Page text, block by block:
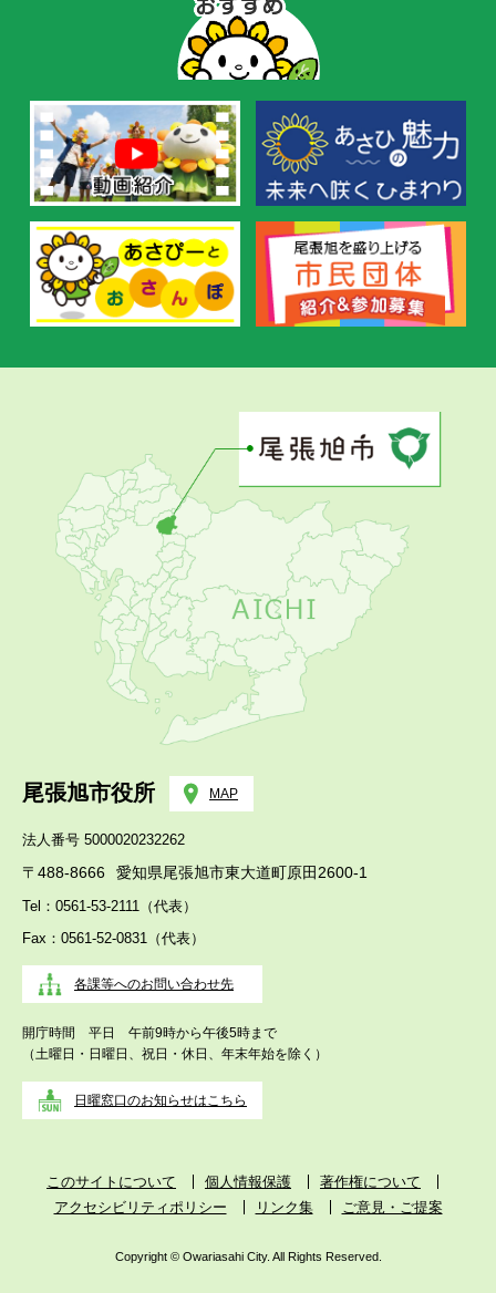
の
お
す
め
尾張旭市役所 MAP
法人番号 5000020232262
〒488-8666 愛知県尾張旭市東大道町原田2600-1
Tel：0561-53-2111（代表）
Fax：0561-52-0831（代表）
各課等へのお問い合わせ先
開庁時間 平日 午前9時から午後5時まで
（土曜日・日曜日、祝日・休日、年末年始を除く）
日曜窓口のお知らせはこちら
このサイトについて 個人情報保護
著作権について
アクセシビリティポリシー
リンク集 ご意見・ご提案
Copyright © Owariasahi City. All Rights Reserved.